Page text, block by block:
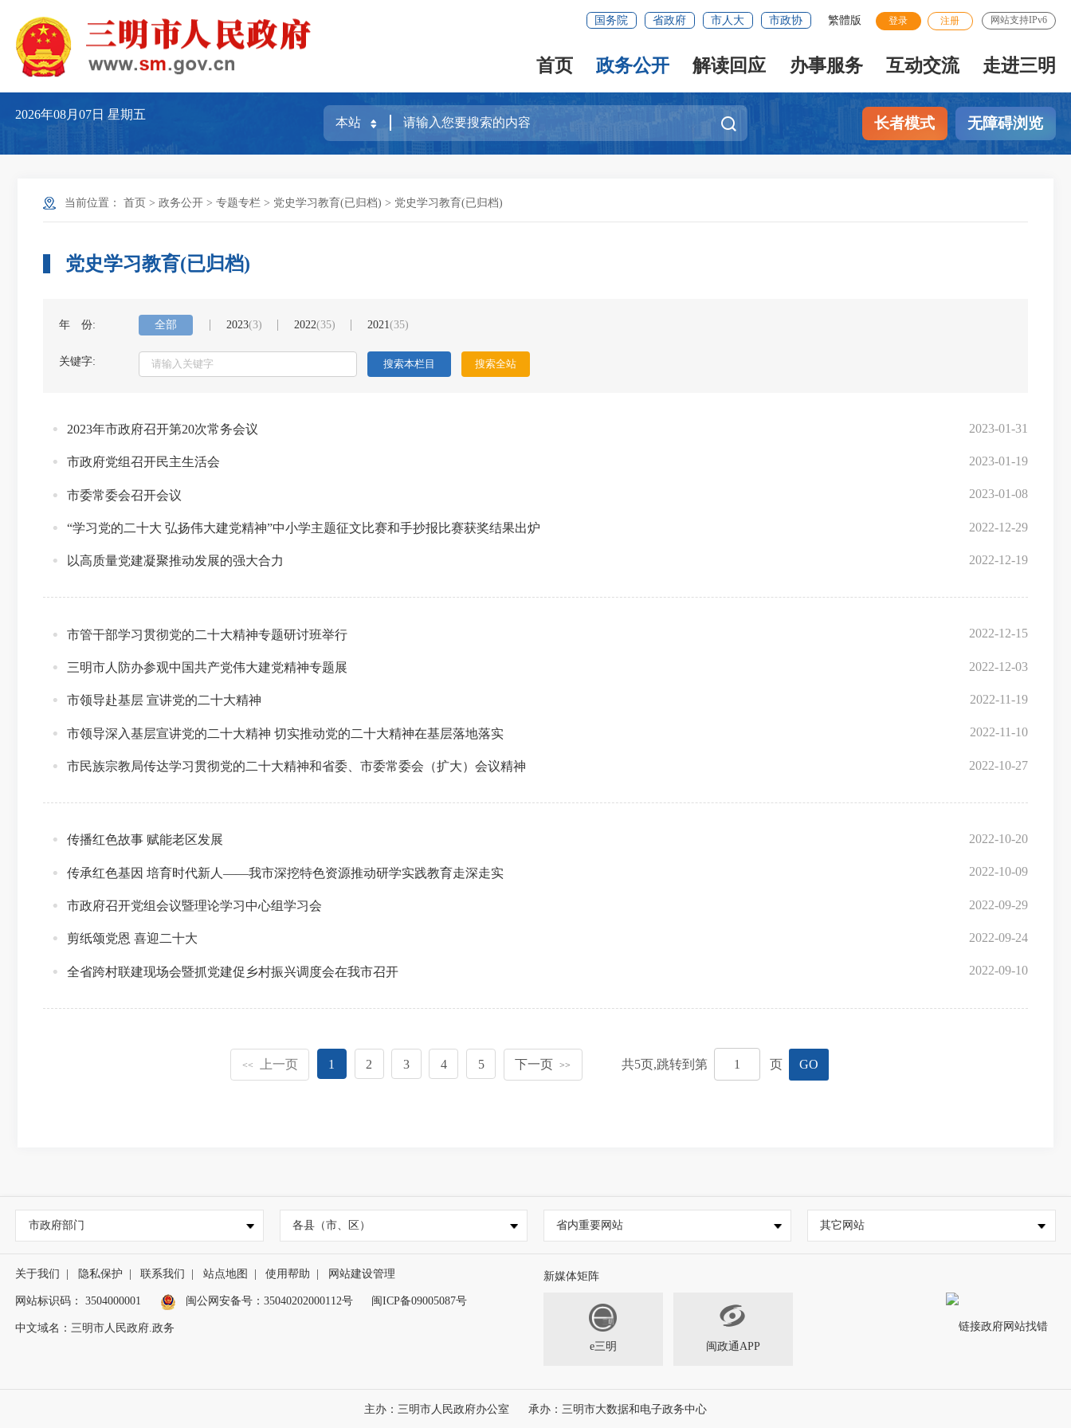
国务院 省政府 市人大 市政协 繁體版 登录 注册 网站支持IPv6
首页 政务公开 解读回应 办事服务 互动交流 走进三明
2026年08月07日星期五
长者模式 无障碍浏览
当前位置： 首页 > 政务公开 > 专题专栏 > 党史学习教育(已归档) > 党史学习教育(已归档)
党史学习教育(已归档)
年 份: 全部 2023(3) 2022(35) 2021 (35)
关键字:
2023-01-31
2023年市政府召开第20次常务会议
2023-01-19
市政府党组召开民主生活会
2023-01-08
市委常委会召开会议
2022-12-29
“学习党的二十大 弘扬伟大建党精神”中小学主题征文比赛和手抄报比赛获奖结果出炉
2022-12-19
以高质量党建凝聚推动发展的强大合力
2022-12-15
市管干部学习贯彻党的二十大精神专题研讨班举行
2022-12-03
三明市人防办参观中国共产党伟大建党精神专题展
2022-11-19
市领导赴基层 宣讲党的二十大精神
2022-11-10
市领导深入基层宣讲党的二十大精神 切实推动党的二十大精神在基层落地落实
2022-10-27
市民族宗教局传达学习贯彻党的二十大精神和省委、市委常委会（扩大）会议精神
2022-10-20
传播红色故事 赋能老区发展
2022-10-09
传承红色基因 培育时代新人——我市深挖特色资源推动研学实践教育走深走实
2022-09-29
市政府召开党组会议暨理论学习中心组学习会
2022-09-24
剪纸颂党恩 喜迎二十大
2022-09-10
全省跨村联建现场会暨抓党建促乡村振兴调度会在我市召开
<< 上一页 1 2 3 4 5 下一页 >> 共5页,跳转到第 页 GO
市政府部门 各县（市、区） 省内重要网站 其它网站
关于我们 隐私保护 联系我们 站点地图 使用帮助 网站建设管理
网站标识码： 3504000001 闽公网安备号： 35040202000112号 闽ICP备09005087号
中文域名：三明市人民政府.政务
新媒体矩阵
e三明 闽政通APP
主办：三明市人民政府办公室 承办：三明市大数据和电子政务中心